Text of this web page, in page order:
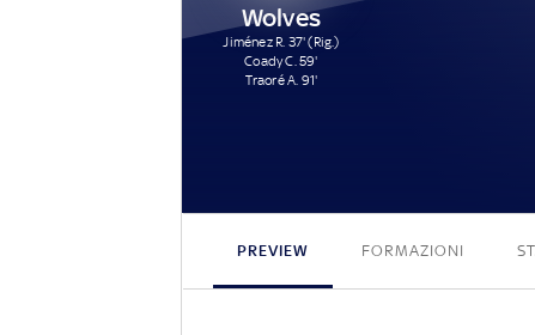
Wolves
Jiménez R. 37' (Rig.)
Coady C. 59'
Traoré A. 91'
PREVIEW FORMAZIONI